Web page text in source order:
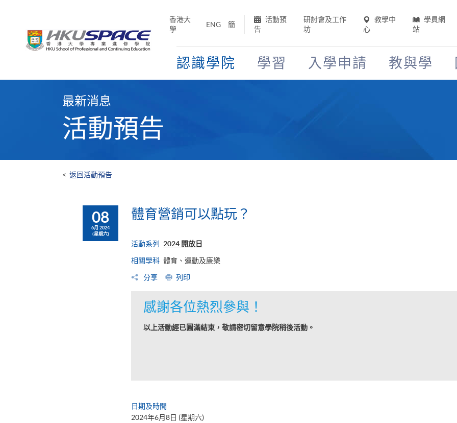
香港大
學
ENG 簡
活動預
告
研討會及工作
坊
教學中
心
學員網
站
認識學院 學習 入學申請 教與學
最新消息
活動預告
< 返回活動預告
08
6月 2024
(星期六)
體育營銷可以點玩？
活動系列 2024 開放日
相關學科 體育、運動及康樂
分享 列印
感謝各位熱烈參與！
以上活動經已圓滿結束，敬請密切留意學院稍後活動。
日期及時間
2024年6月8日 (星期六)